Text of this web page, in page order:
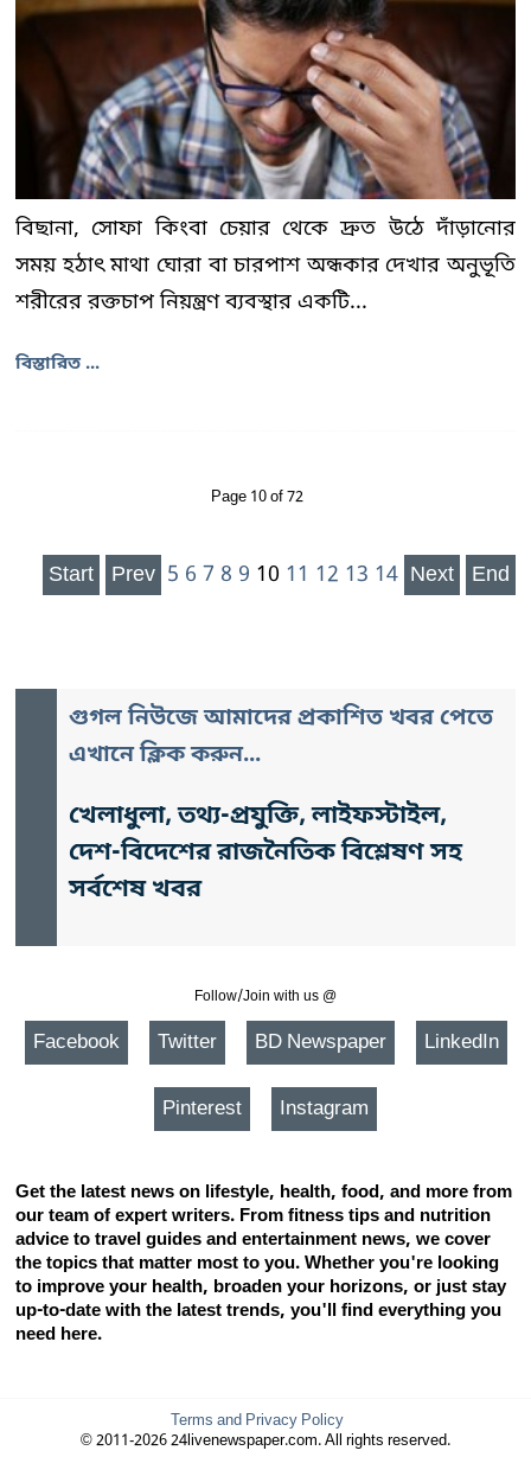
বিছানা, সোফা কিংবা চেয়ার থেকে দ্রুত উঠে দাঁড়ানোর
সময় হঠাৎ মাথা ঘোরা বা চারপাশ অন্ধকার দেখার অনুভূতি
শরীরের রক্তচাপ নিয়ন্ত্রণ ব্যবস্থার একটি...
বিস্তারিত ...
Page 10 of 72
Start Prev 5 6 7 8 9 10 11 12 13 14 Next End
গুগল নিউজে আমাদের প্রকাশিত খবর পেতে
এখানে ক্লিক করুন...
খেলাধুলা, তথ্য-প্রযুক্তি, লাইফস্টাইল,
দেশ-বিদেশের রাজনৈতিক বিশ্লেষণ সহ
সর্বশেষ খবর
Follow/Join with us @
Facebook Twitter BD Newspaper LinkedIn
Pinterest Instagram
Get the latest news on lifestyle, health, food, and more from
our team of expert writers. From fitness tips and nutrition
advice to travel guides and entertainment news, we cover
the topics that matter most to you. Whether you're looking
to improve your health, broaden your horizons, or just stay
up-to-date with the latest trends, you'll find everything you
need here.
Terms and Privacy Policy
© 2011-2026 24livenewspaper.com. All rights reserved.